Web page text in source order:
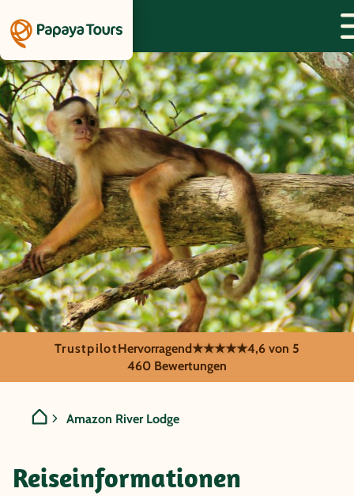
Peru - Amazon River
TrustpilotHervorragend★★★★★4,6 von 5
460 Bewertungen
Amazon River Lodge
Reiseinformationen